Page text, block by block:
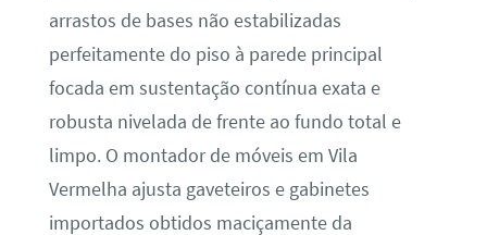
arrastos de bases não estabilizadas
perfeitamente do piso à parede principal
focada em sustentação contínua exata e
robusta nivelada de frente ao fundo total e
limpo. O montador de móveis em Vila
Vermelha ajusta gaveteiros e gabinetes
importados obtidos maciçamente da